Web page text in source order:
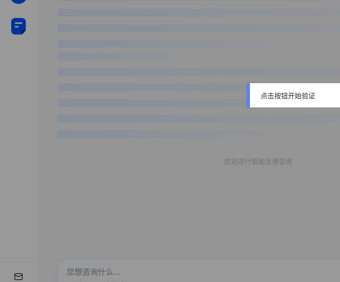
欢迎进行智能法律咨询
点击按钮开始验证